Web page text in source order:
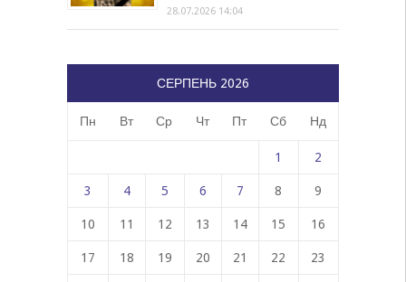
28.07.2026 14:04
СЕРПЕНЬ 2026
Пн Вт Ср Чт Пт Сб Нд
1 2
3 4 5 6 7 8 9
10 11 12 13 14 15 16
17 18 19 20 21 22 23